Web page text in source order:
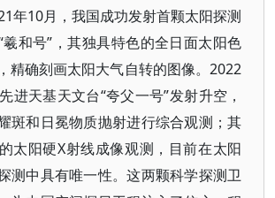
年10月，我国成功发射首颗太阳探测
和号”，其独具特色的全日面太阳色
精确刻画太阳大气自转的图像。2022
进天基天文台“夸父一号”发射升空，
斑和日冕物质抛射进行综合观测；其
太阳硬X射线成像观测，目前在太阳
测中具有唯一性。这两颗科学探测卫